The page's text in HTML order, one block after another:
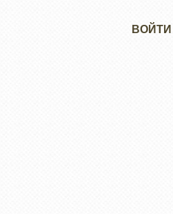
ВОЙТИ